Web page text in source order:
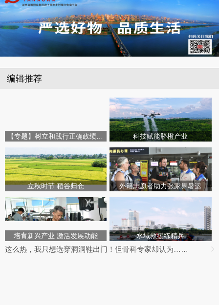
编辑推荐
科技赋能脐橙产业
立秋时节 稻谷归仓 外籍志愿者助力张家界暑运
培育新兴产业 激活发展动能 水域救援练精兵
这么热，我只想选穿洞洞鞋出门！但骨科专家却认为……